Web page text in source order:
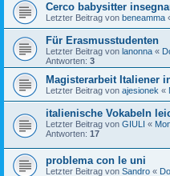
Cerco babysitter
Letzter Beitrag von beneamma
Für Erasmusstudenten
Letzter Beitrag von lanonna «
Antworten: 3
Magisterarbeit Italiener
Letzter Beitrag von ajesionek «
italienische Vokabeln
Letzter Beitrag von GIULI «
Antworten: 17
problema con le uni
Letzter Beitrag von Sandro «